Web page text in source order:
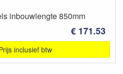
inbouwlengte 850mm
€ 171.53
inclusief btw